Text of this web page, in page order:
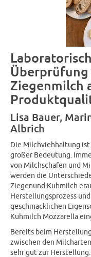
Überprüfung
Ziegenmilch
Lisa Bauer,
Albrich
Die Milchviehhaltung
großer Bedeutung.
von Milchschafen und
werden die
Ziegenund Kuhmilch
Herstellungsprozess
geschmacklichen
Kuhmilch Mozzarella
Bereits beim
zwischen den
sehr gut zur